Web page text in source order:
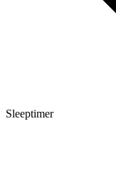
Sleeptimer